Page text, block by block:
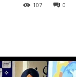
0
107